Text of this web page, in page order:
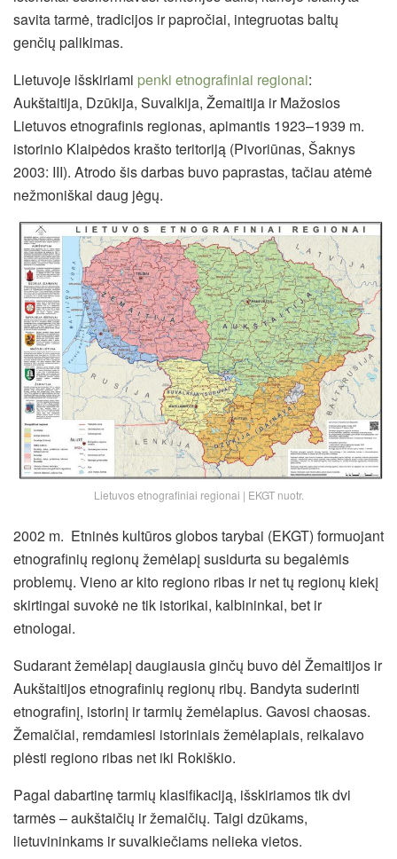
savita tarmė, tradicijos ir papročiai, integruotas baltų
genčių palikimas.
Lietuvoje išskiriami penki etnografiniai regionai:
Aukštaitija, Dzūkija, Suvalkija, Žemaitija ir Mažosios
Lietuvos etnografinis regionas, apimantis 1923–1939 m.
istorinio Klaipėdos krašto teritoriją (Pivoriūnas, Šaknys
2003: III). Atrodo šis darbas buvo paprastas, tačiau atėmė
nežmoniškai daug jėgų.
Lietuvos etnografiniai regionai | EKGT nuotr.
2002 m. Etninės kultūros globos tarybai (EKGT) formuojant
etnografinių regionų žemėlapį susidurta su begalėmis
problemų. Vieno ar kito regiono ribas ir net tų regionų kiekį
skirtingai suvokė ne tik istorikai, kalbininkai, bet ir
etnologai.
Sudarant žemėlapį daugiausia ginčų buvo dėl Žemaitijos ir
Aukštaitijos etnografinių regionų ribų. Bandyta suderinti
etnografinį, istorinį ir tarmių žemėlapius. Gavosi chaosas.
Žemaičiai, remdamiesi istoriniais žemėlapiais, reikalavo
plėsti regiono ribas net iki Rokiškio.
Pagal dabartinę tarmių klasifikaciją, išskiriamos tik dvi
tarmės – aukštaičių ir žemaičių. Taigi dzūkams,
lietuvininkams ir suvalkiečiams nelieka vietos.